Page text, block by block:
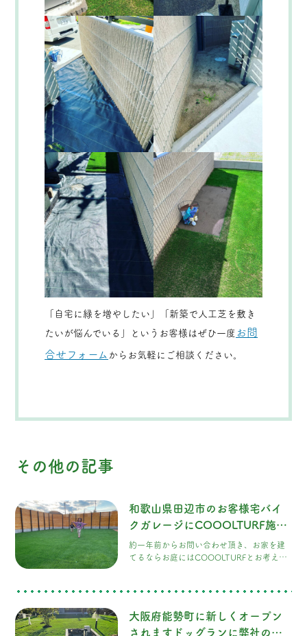
「自宅に緑を増やしたい」「新築で人工芝を敷き
たいが悩んでいる」というお客様はぜひ一度 お問
合せフォーム からお気軽にご相談ください。
その他の記事
和歌山県田辺市のお客様宅バイ
クガレージにCOOOLTURF施工
させて頂きました！
約一年前からお問い合わせ頂き、お家を建
てるならお庭にはCOOOLTURFとお考え頂
出来ちゃうくらいの広〜いお庭で、旦那様
ャンプもしてみたいと仰っていました。ご
家族の思い出沢山作って下さいね。
大阪府能勢町に新しくオープン
されますドッグランに弊社のハ